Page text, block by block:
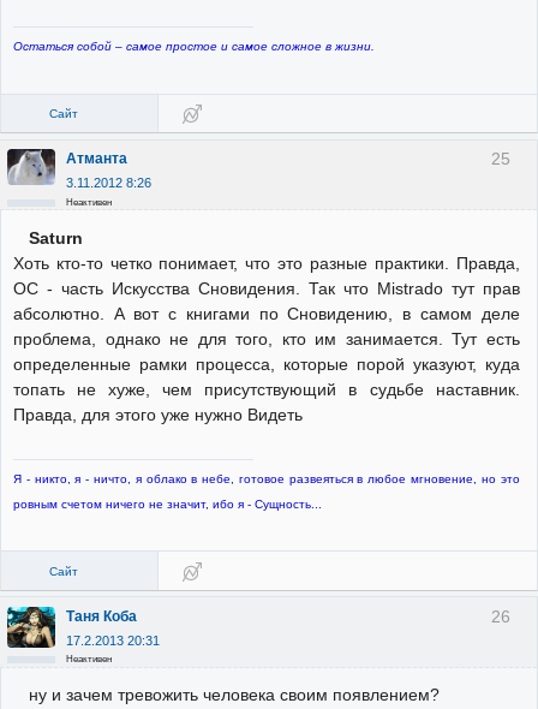
Остаться собой – самое простое и самое сложное в жизни.
Сайт
25
Атманта
3.11.2012 8:26
Неактивен
Saturn
Хоть кто-то четко понимает, что это разные практики. Правда,
ОС - часть Искусства Сновидения. Так что Mistrado тут прав
абсолютно. А вот с книгами по Сновидению, в самом деле
проблема, однако не для того, кто им занимается. Тут есть
определенные рамки процесса, которые порой указуют, куда
топать не хуже, чем присутствующий в судьбе наставник.
Правда, для этого уже нужно Видеть
Я - никто, я - ничто, я облако в небе, готовое развеяться в любое мгновение, но это
ровным счетом ничего не значит, ибо я - Сущность...
Сайт
26
Таня Коба
17.2.2013 20:31
Неактивен
ну и зачем тревожить человека своим появлением?